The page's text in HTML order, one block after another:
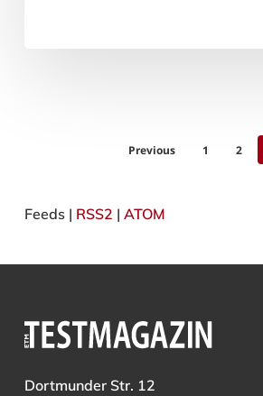
Previous 1 2
Feeds | RSS2 | ATOM
Dortmunder Str. 12